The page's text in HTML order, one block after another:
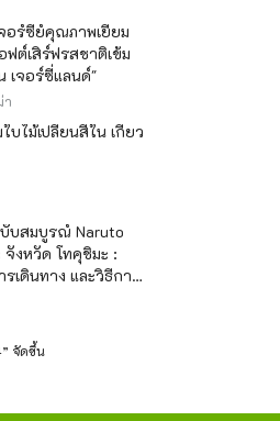
อร์ซีย์คุณภาพเยี่ยม
ต์เสิร์ฟรสชาติเข้ม
เจอร์ซี่แลนด์"
า
บไม้เปลี่ยนสีใน เกียว
บสมบูรณ์ Naruto
จังหวัด โทคุชิมะ :
เดินทาง และวิธีการ
จัดขึ้น